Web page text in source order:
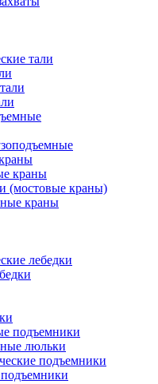
тали
краны
(мостовые краны)
краны
лебедки
подъемники
люльки
подъемники